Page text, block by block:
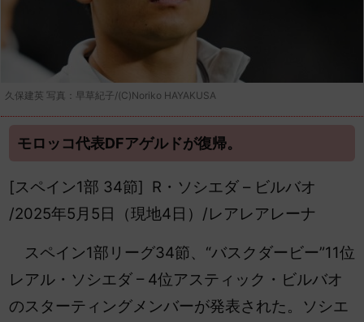
久保建英 写真：早草紀子/(C)Noriko HAYAKUSA
モロッコ代表DFアゲルドが復帰。
[スペイン1部 34節] R・ソシエダ – ビルバオ
/2025年5月5日（現地4日）/レアレアレーナ
スペイン1部リーグ34節、“バスクダービー”11位
レアル・ソシエダ – 4位アスティック・ビルバオ
のスターティングメンバーが発表された。ソシエ